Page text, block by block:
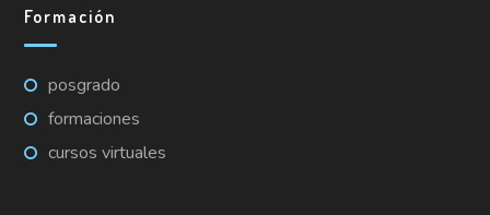
Formación
posgrado
formaciones
cursos virtuales